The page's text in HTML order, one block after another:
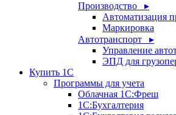
Производство ▸
Автоматизация
Маркировка
Автотранспорт ▸
Управление
ЭПД для
Купить 1С
Программы для учета
Облачная 1С:Фреш
1С:Бухгалтерия